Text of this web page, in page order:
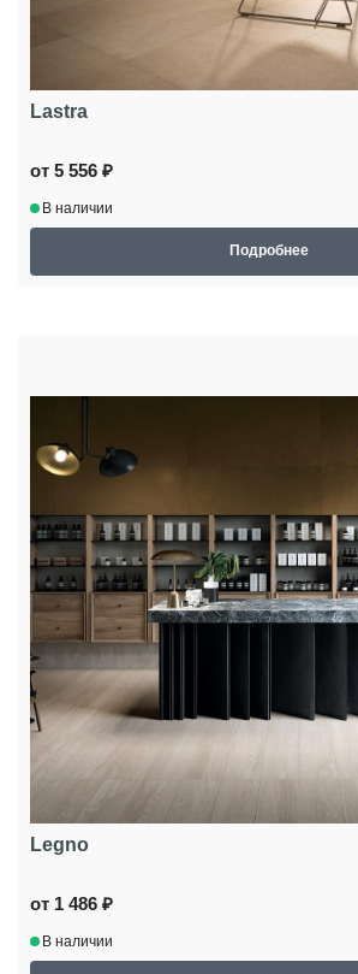
Lastra
от 5 556 ₽
В наличии
Подробнее
Legno
от 1 486 ₽
В наличии